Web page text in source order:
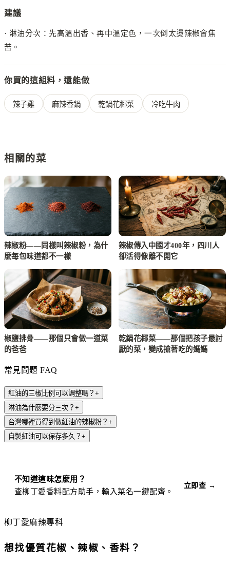
建議
· 淋油分次：先高溫出香、再中溫定色，一次倒太燙辣椒會焦
苦。
你買的這組料，還能做
辣子雞 麻辣香鍋 乾鍋花椰菜 冷吃牛肉
相關的菜
辣椒粉——同樣叫辣椒粉，為什
麼每包味道都不一樣
辣椒傳入中國才400年，四川人
卻活得像離不開它
椒鹽排骨——那個只會做一道菜
的爸爸
乾鍋花椰菜——那個把孩子最討
厭的菜，變成搶著吃的媽媽
常見問題 FAQ
紅油的三椒比例可以調整嗎？ +
淋油為什麼要分三次？ +
台灣哪裡買得到做紅油的辣椒粉？ +
自製紅油可以保存多久？ +
不知道這味怎麼用？
查柳丁愛香料配方助手，輸入菜名一鍵配齊。
立即查 →
柳丁愛麻辣專科
想找優質花椒、辣椒、香料？